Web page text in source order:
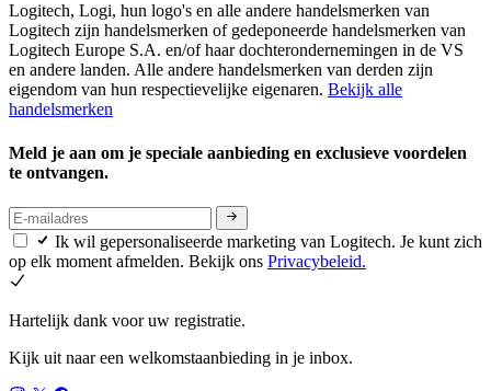
Logitech, Logi, hun logo's en alle andere handelsmerken van
Logitech zijn handelsmerken of gedeponeerde handelsmerken van
Logitech Europe S.A. en/of haar dochterondernemingen in de VS
en andere landen. Alle andere handelsmerken van derden zijn
eigendom van hun respectievelijke eigenaren. Bekijk alle
handelsmerken
Meld je aan om je speciale aanbieding en exclusieve voordelen
te ontvangen.
Ik wil gepersonaliseerde marketing van Logitech. Je kunt zich
op elk moment afmelden. Bekijk ons Privacybeleid.
Hartelijk dank voor uw registratie.
Kijk uit naar een welkomstaanbieding in je inbox.